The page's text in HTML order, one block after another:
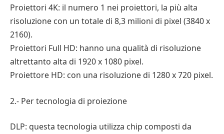
Proiettori 4K: il numero 1 nei proiettori, la più alta
risoluzione con un totale di 8,3 milioni di pixel (3840 x
2160).
Proiettori Full HD: hanno una qualità di risoluzione
altrettanto alta di 1920 x 1080 pixel.
Proiettore HD: con una risoluzione di 1280 x 720 pixel.
2.- Per tecnologia di proiezione
DLP: questa tecnologia utilizza chip composti da